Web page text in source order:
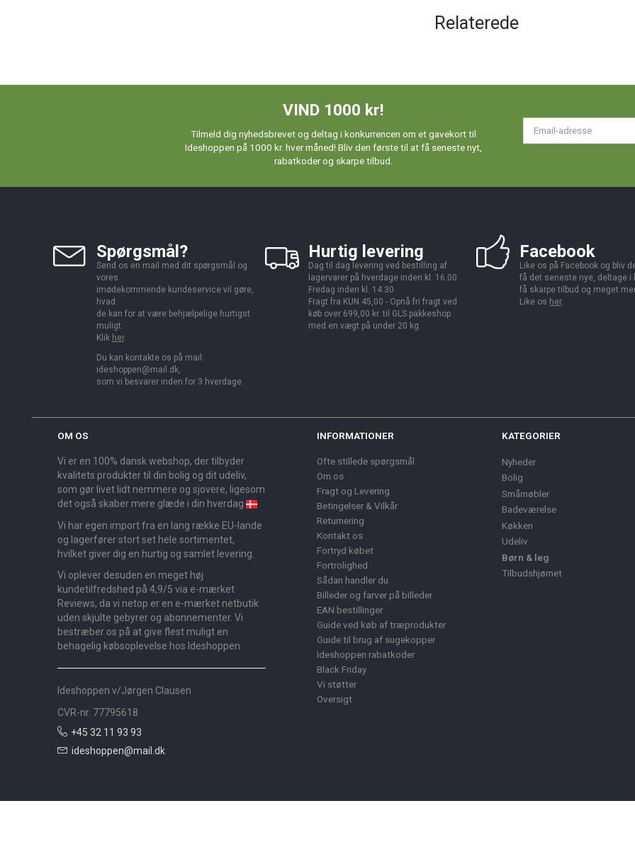
Relaterede
VIND 1000 kr!
Tilmeld dig nyhedsbrevet og deltag i konkurrencen om et gavekort til
Ideshoppen på 1000 kr. hver måned! Bliv den første til at få seneste nyt,
rabatkoder og skarpe tilbud.
Spørgsmål?
Send os en mail med dit spørgsmål og
vores
imødekommende kundeservice vil gøre,
hvad
de kan for at være behjælpelige hurtigst
muligt.
Klik her.
Du kan kontakte os på mail:
ideshoppen@mail.dk,
som vi besvarer inden for 3 hverdage.
Hurtig levering
Dag til dag levering ved bestilling af
lagervarer på hverdage inden kl. 16.00.
Fredag inden kl. 14.30.
Fragt fra KUN 45,00 - Opnå fri fragt ved
køb over 699,00 kr. til GLS pakkeshop
med en vægt på under 20 kg.
Facebook
Like os på Facebook og bliv
få det seneste nye, deltage i
få skarpe tilbud og meget
Like os her.
OM OS
Vi er en 100% dansk webshop, der tilbyder
kvalitets produkter til din bolig og dit udeliv,
som gør livet lidt nemmere og sjovere, ligesom
det også skaber mere glæde i din hverdag
Vi har egen import fra en lang række EU-lande
og lagerfører stort set hele sortimentet,
hvilket giver dig en hurtig og samlet levering.
Vi oplever desuden en meget høj
kundetilfredshed på 4,9/5 via e-mærket
Reviews, da vi netop er en e-mærket netbutik
uden skjulte gebyrer og abonnementer. Vi
bestræber os på at give flest muligt en
behagelig købsoplevelse hos Ideshoppen.
Ideshoppen v/Jørgen Clausen
CVR-nr. 77795618
+45 32 11 93 93
ideshoppen@mail.dk
INFORMATIONER
Ofte stillede spørgsmål
Om os
Fragt og Levering
Betingelser & Vilkår
Returnering
Kontakt os
Fortryd købet
Fortrolighed
Sådan handler du
Billeder og farver på billeder
EAN bestillinger
Guide ved køb af træprodukter
Guide til brug af sugekopper
Ideshoppen rabatkoder
Black Friday
Vi støtter
Oversigt
KATEGORIER
Nyheder
Bolig
Småmøbler
Badeværelse
Køkken
Udeliv
Børn & leg
Tilbudshjørnet